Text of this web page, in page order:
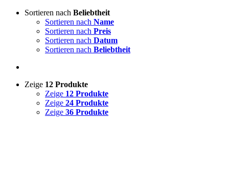
Sortieren nach Beliebtheit
Sortieren nach Name
Sortieren nach Preis
Sortieren nach Datum
Sortieren nach Beliebtheit
Zeige 12 Produkte
Zeige 12 Produkte
Zeige 24 Produkte
Zeige 36 Produkte